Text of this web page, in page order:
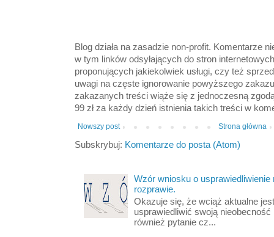
Blog działa na zasadzie non-profit. Komentarze
w tym linków odsyłających do stron
proponujących jakiekolwiek usługi, czy też
uwagi na częste ignorowanie powyższego
zakazanych treści wiąże się z jednoczesną
99 zł za każdy dzień istnienia takich treści w
Nowszy post Strona główna
Subskrybuj: Komentarze do posta (Atom)
Wzór wniosku o
rozprawie.
Okazuje się, że wciąż aktualne
usprawiedliwić swoją nieobecność
również pytanie cz...